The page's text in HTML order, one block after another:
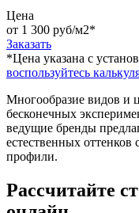
Цена
от 1 300 руб/м2*
Заказать
*Цена указана c
воспользуйтесь
Многообразие видов и
бесконечных
ведущие бренды
естественных
профили.
Рассчитайте